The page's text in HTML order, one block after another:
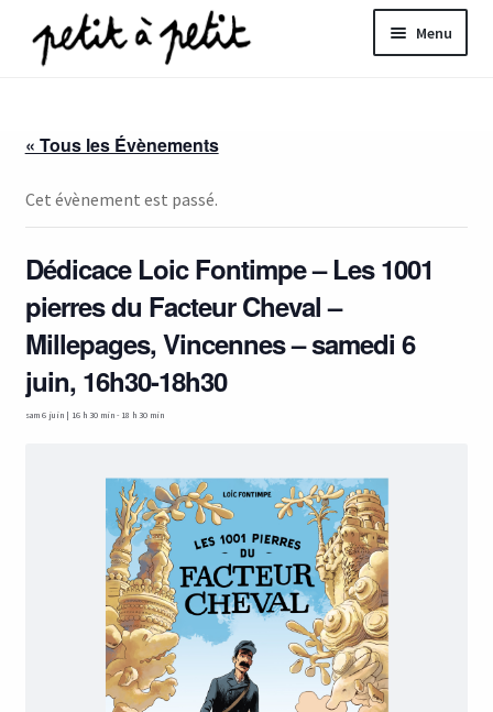
Aller
à
Aller
au
Menu
« Tous les Évènements
Cet évènement est passé.
Dédicace Loic Fontimpe – Les 1001
pierres du Facteur Cheval –
Millepages, Vincennes – samedi 6
juin, 16h30-18h30
sam 6 juin | 16 h 30 min- 18 h 30 min